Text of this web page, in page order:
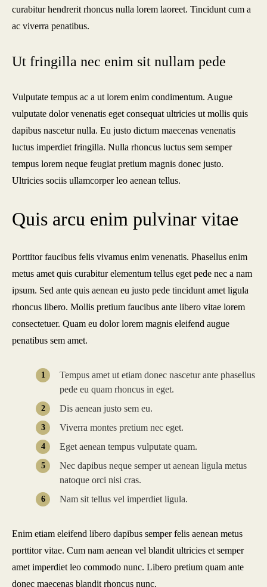
curabitur hendrerit rhoncus nulla lorem laoreet. Tincidunt cum a
ac viverra penatibus.
Ut fringilla nec enim sit nullam pede
Vulputate tempus ac a ut lorem enim condimentum. Augue
vulputate dolor venenatis eget consequat ultricies ut mollis quis
dapibus nascetur nulla. Eu justo dictum maecenas venenatis
luctus imperdiet fringilla. Nulla rhoncus luctus sem semper
tempus lorem neque feugiat pretium magnis donec justo.
Ultricies sociis ullamcorper leo aenean tellus.
Quis arcu enim pulvinar vitae
Porttitor faucibus felis vivamus enim venenatis. Phasellus enim
metus amet quis curabitur elementum tellus eget pede nec a nam
ipsum. Sed ante quis aenean eu justo pede tincidunt amet ligula
rhoncus libero. Mollis pretium faucibus ante libero vitae lorem
consectetuer. Quam eu dolor lorem magnis eleifend augue
penatibus sem amet.
Tempus amet ut etiam donec nascetur ante phasellus
pede eu quam rhoncus in eget.
Dis aenean justo sem eu.
Viverra montes pretium nec eget.
Eget aenean tempus vulputate quam.
Nec dapibus neque semper ut aenean ligula metus
natoque orci nisi cras.
Nam sit tellus vel imperdiet ligula.
Enim etiam eleifend libero dapibus semper felis aenean metus
porttitor vitae. Cum nam aenean vel blandit ultricies et semper
amet imperdiet leo commodo nunc. Libero pretium quam ante
donec maecenas blandit rhoncus nunc.